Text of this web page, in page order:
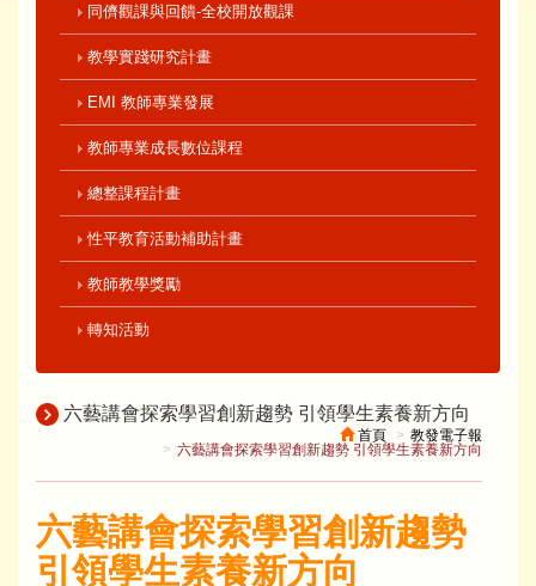
同儕觀課與回饋-全校開放觀課
教學實踐研究計畫
EMI 教師專業發展
教師專業成長數位課程
總整課程計畫
性平教育活動補助計畫
教師教學獎勵
轉知活動
六藝講會探索學習創新趨勢 引領學生素養新方向
首頁
教發電子報
六藝講會探索學習創新趨勢 引領學生素養新方向
六藝講會探索學習創新趨勢
引領學生素養新方向